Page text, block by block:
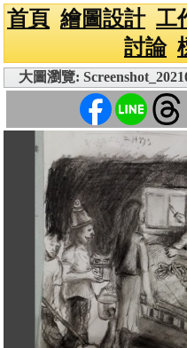
首頁 繪圖設計 工
討論
大圖瀏覽: